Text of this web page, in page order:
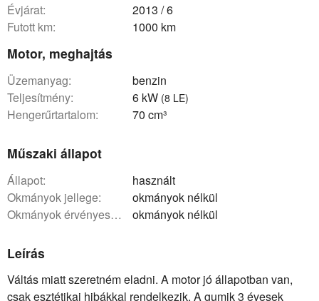
évjárat:
2013 / 6
futott km:
1000 km
Motor, meghajtás
üzemanyag:
benzin
teljesítmény:
6 kW (8 LE)
hengerűrtartalom: 70 cm³
Műszaki állapot
állapot:
használt
okmányok jellege:
okmányok nélkül
okmányok érvényessége:
okmányok nélkül
Leírás
Váltás miatt szeretném eladni. A motor jó állapotban van,
csak esztétikai hibákkal rendelkezik. A gumik 3 évesek